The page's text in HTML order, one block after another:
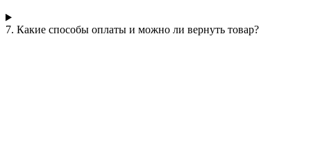
7. Какие способы оплаты и можно ли вернуть товар?